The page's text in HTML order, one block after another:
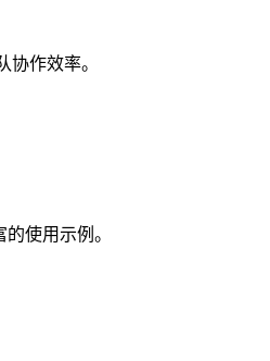
协作效率。
使用示例。